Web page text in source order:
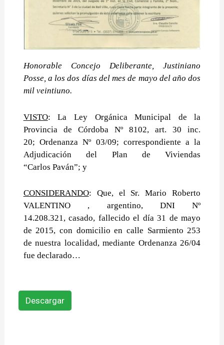
Honorable Concejo Deliberante, Justiniano
Posse, a los dos días del mes de mayo del año dos
mil veintiuno.
VISTO: La Ley Orgánica Municipal de la
Provincia de Córdoba Nº 8102, art. 30 inc.
20; Ordenanza Nº 03/09; correspondiente a la
Adjudicación del Plan de Viviendas
“Carlos Paván”; y
CONSIDERANDO: Que, el Sr. Mario Roberto
VALENTINO , argentino, DNI Nº
14.208.321,casado, fallecido el día 31 de mayo
de 2015, con domicilio en calle Sarmiento 253
denuestra localidad, mediante Ordenanza 26/04
fue declarado…
Descargar